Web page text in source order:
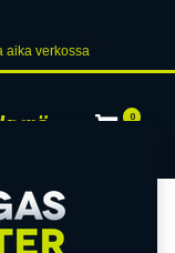
aika verk​​​​ossa
0